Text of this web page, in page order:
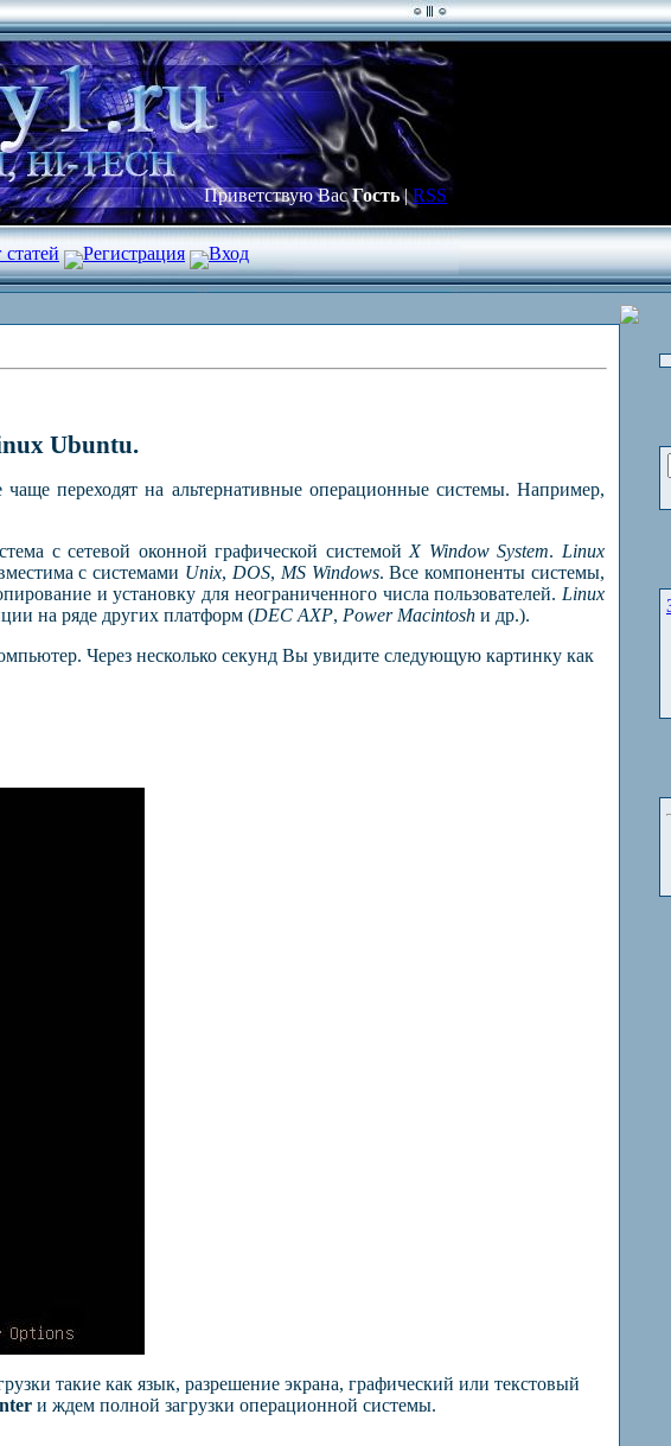
Приветствую ВасГость|RSS
статей Регистрация Вход
Ubuntu.
переходят на альтернативные операционные системы. Например,
с сетевой оконной графической системой X Window System. Linux
с системами Unix, DOS, MS Windows. Все компоненты системы,
и установку для неограниченного числа пользователей. Linux
на ряде других платформ (DEC AXP, Power Macintosh и др.).
Через несколько секунд Вы увидите следующую картинку как
такие как язык, разрешение экрана, графический или текстовый
и ждем полной загрузки операционной системы.